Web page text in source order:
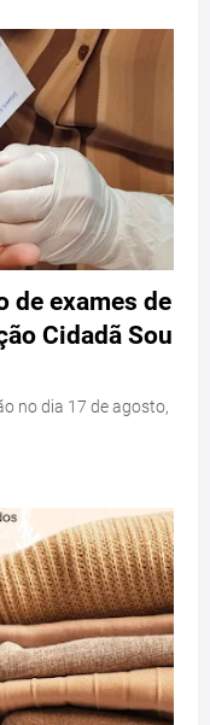
de exames de
Cidadã Sou
no dia 17 de agosto,